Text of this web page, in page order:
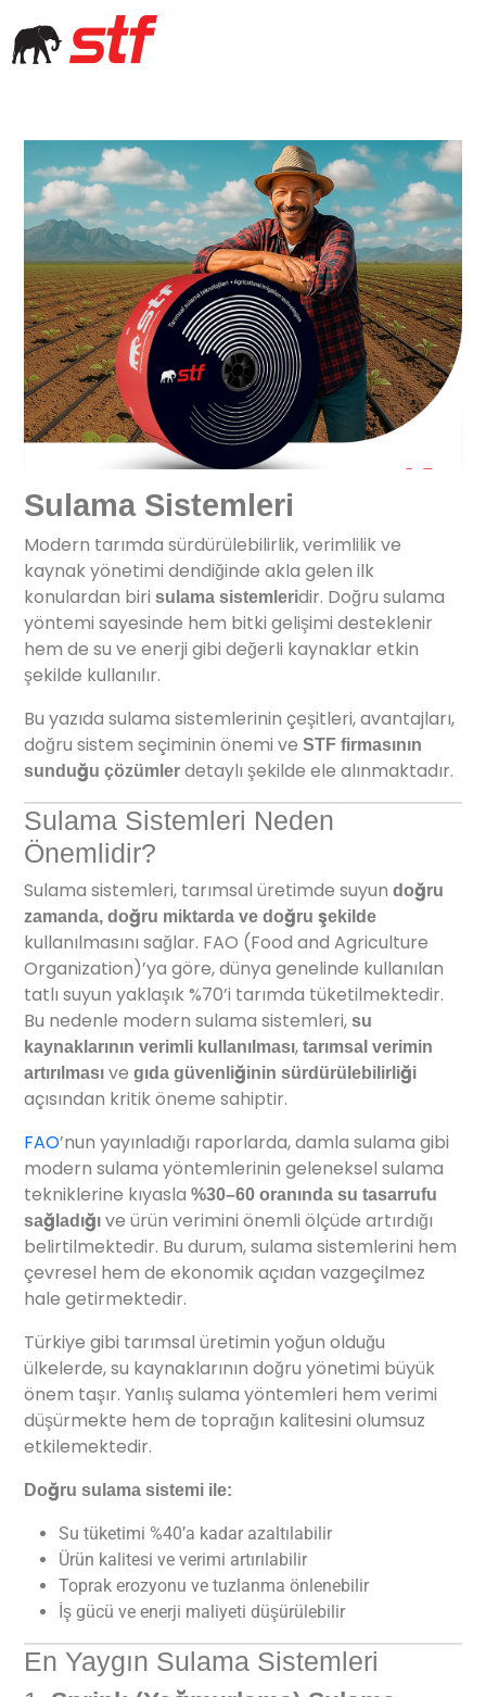
Sulama Sistemleri
Modern tarımda sürdürülebilirlik, verimlilik ve
kaynak yönetimi dendiğinde akla gelen ilk
konulardan biri sulama sistemleridir. Doğru sulama
yöntemi sayesinde hem bitki gelişimi desteklenir
hem de su ve enerji gibi değerli kaynaklar etkin
şekilde kullanılır.
Bu yazıda sulama sistemlerinin çeşitleri, avantajları,
doğru sistem seçiminin önemi ve STF firmasının
sunduğu çözümler detaylı şekilde ele alınmaktadır.
Sulama Sistemleri Neden
Önemlidir?
Sulama sistemleri, tarımsal üretimde suyun doğru
zamanda, doğru miktarda ve doğru şekilde
kullanılmasını sağlar. FAO (Food and Agriculture
Organization)’ya göre, dünya genelinde kullanılan
tatlı suyun yaklaşık %70’i tarımda tüketilmektedir.
Bu nedenle modern sulama sistemleri, su
kaynaklarının verimli kullanılması, tarımsal verimin
artırılması ve gıda güvenliğinin sürdürülebilirliği
açısından kritik öneme sahiptir.
FAO’nun yayınladığı raporlarda, damla sulama gibi
modern sulama yöntemlerinin geleneksel sulama
tekniklerine kıyasla %30–60 oranında su tasarrufu
sağladığı ve ürün verimini önemli ölçüde artırdığı
belirtilmektedir. Bu durum, sulama sistemlerini hem
çevresel hem de ekonomik açıdan vazgeçilmez
hale getirmektedir.
Türkiye gibi tarımsal üretimin yoğun olduğu
ülkelerde, su kaynaklarının doğru yönetimi büyük
önem taşır. Yanlış sulama yöntemleri hem verimi
düşürmekte hem de toprağın kalitesini olumsuz
etkilemektedir.
Doğru sulama sistemi ile:
Su tüketimi %40’a kadar azaltılabilir
Ürün kalitesi ve verimi artırılabilir
Toprak erozyonu ve tuzlanma önlenebilir
İş gücü ve enerji maliyeti düşürülebilir
En Yaygın Sulama Sistemleri